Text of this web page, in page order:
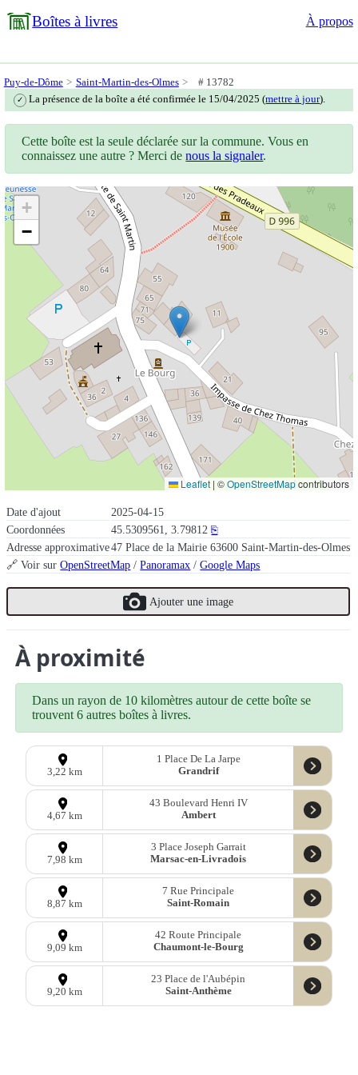
Boîtes à livres À propos
Puy-de-Dôme Saint-Martin-des-Olmes # 13782
✓ La présence de la boîte a été confirmée le 15/04/2025 (mettre à jour).
Date d'ajout
2025-04-15
Coordonnées
45.5309561, 3.79812 ⎘
Adresse approximative47 Place de la Mairie 63600 Saint-Martin-des-Olmes
🔗 Voir surOpenStreetMap /Panoramax /Google Maps
Ajouter une image
Cette boîte est la seule déclarée sur la commune. Vous en
connaissez une autre ? Merci denous la signaler.
+
−
Leaflet | ©OpenStreetMapcontributors
À proximité
Dans un rayon de 10 kilomètres autour de cette boîte se
trouvent 6 autres boîtes à livres.
3,22 km
1 Place De La Jarpe
Grandrif
4,67 km
43 Boulevard Henri IV
Ambert
7,98 km
3 Place Joseph Garrait
Marsac-en-Livradois
8,87 km
7 Rue Principale
Saint-Romain
9,09 km
42 Route Principale
Chaumont-le-Bourg
9,20 km
23 Place de l'Aubépin
Saint-Anthème